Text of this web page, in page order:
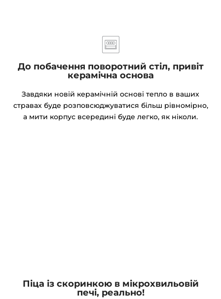
До побачення поворотний стіл, привіт
керамічна основа
Завдяки новій керамічній основі тепло в ваших
стравах буде розповсюджуватися більш рівномірно,
а мити корпус всередині буде легко, як ніколи.
Піца із скоринкою в мікрохвильовій
печі, реально!